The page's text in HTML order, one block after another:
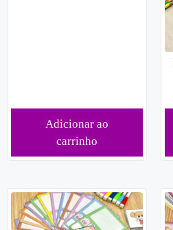
Adicionar ao
carrinho